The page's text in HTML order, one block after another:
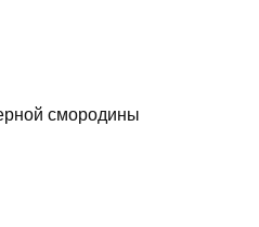
смородины